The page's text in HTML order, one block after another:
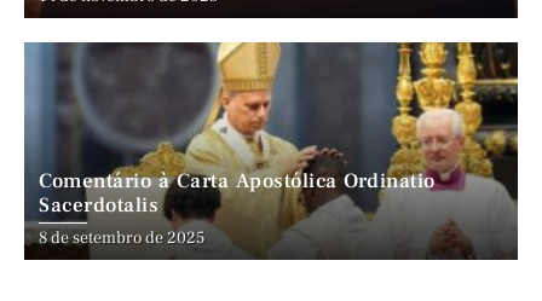
Comentário à Carta Apostólica Ordinatio
Sacerdotalis
8 de setembro de 2025